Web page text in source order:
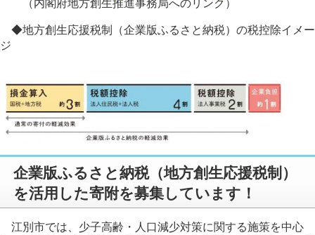
（内閣府地方創生推進事務局へのリンク）
◆地方創生応援税制（企業版ふるさと納税）の税控除イメー
ジ
企業版ふるさと納税（地方創生応援税制）
を活用した寄附を募集しています！
江別市では、 少子高齢・人口減少対策に関する施策を中心